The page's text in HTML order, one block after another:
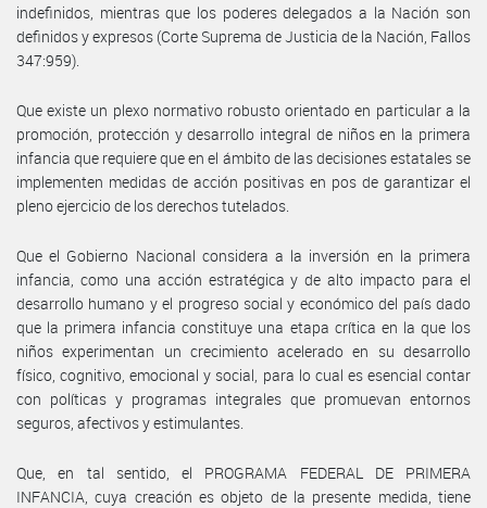
indefinidos, mientras que los poderes delegados a la Nación son
definidos y expresos (Corte Suprema de Justicia de la Nación, Fallos
347:959).
Que existe un plexo normativo robusto orientado en particular a la
promoción, protección y desarrollo integral de niños en la primera
infancia que requiere que en el ámbito de las decisiones estatales se
implementen medidas de acción positivas en pos de garantizar el
pleno ejercicio de los derechos tutelados.
Que el Gobierno Nacional considera a la inversión en la primera
infancia, como una acción estratégica y de alto impacto para el
desarrollo humano y el progreso social y económico del país dado
que la primera infancia constituye una etapa crítica en la que los
niños experimentan un crecimiento acelerado en su desarrollo
físico, cognitivo, emocional y social, para lo cual es esencial contar
con políticas y programas integrales que promuevan entornos
seguros, afectivos y estimulantes.
Que, en tal sentido, el PROGRAMA FEDERAL DE PRIMERA
INFANCIA, cuya creación es objeto de la presente medida, tiene